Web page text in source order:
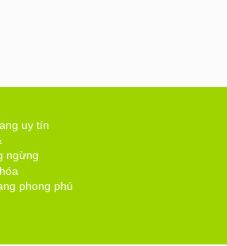
uy tín
ngừng
phong phú